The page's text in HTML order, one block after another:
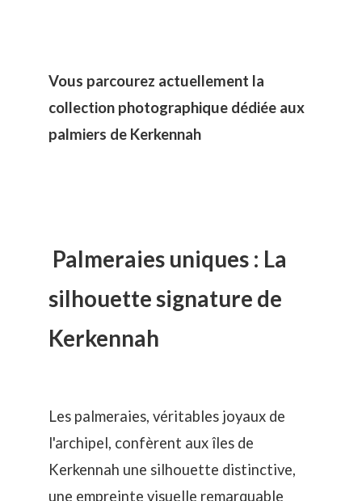
Vous parcourez actuellement la
collection photographique dédiée aux
palmiers de Kerkennah
Palmeraies uniques : La
silhouette signature de
Kerkennah
Les palmeraies, véritables joyaux de
l'archipel, confèrent aux îles de
Kerkennah une silhouette distinctive,
une empreinte visuelle remarquable